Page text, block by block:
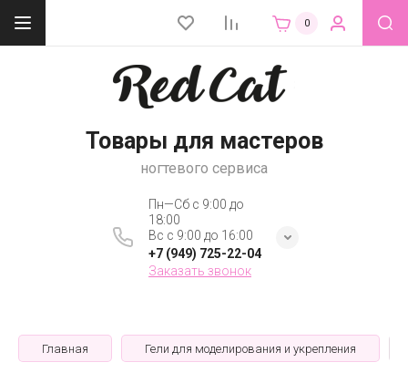
0
Товары для мастеров
ногтевого сервиса
Пн—Сб с 9:00 до
18:00
Вс с 9:00 до 16:00
+7 (949) 725-22-04
Заказать звонок
Главная Гели для моделирования и укрепления